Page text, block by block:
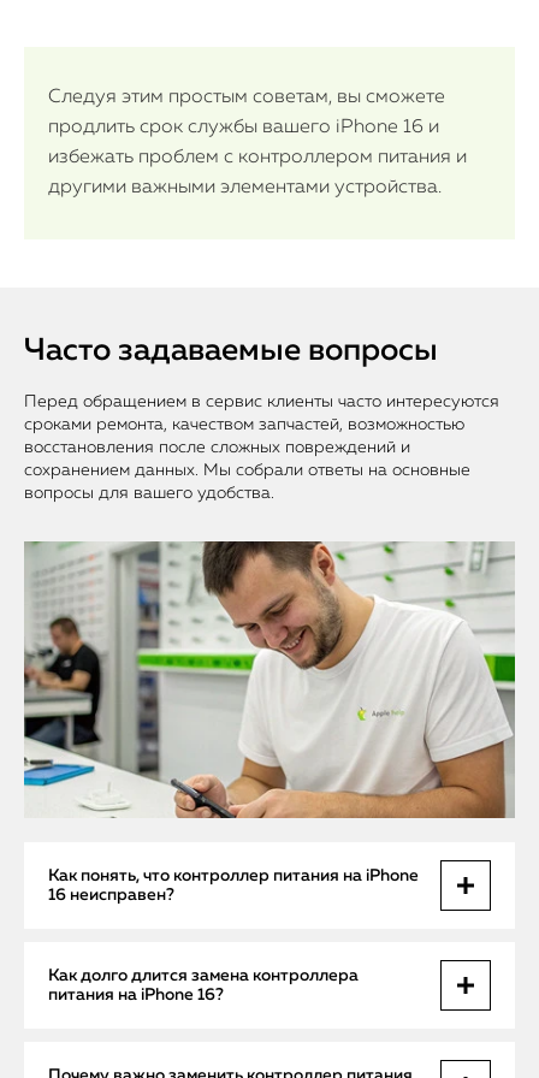
Следуя этим простым советам, вы сможете
продлить срок службы вашего iPhone 16 и
избежать проблем с контроллером питания и
другими важными элементами устройства.
Часто задаваемые вопросы
Перед обращением в сервис клиенты часто интересуются
сроками ремонта, качеством запчастей, возможностью
восстановления после сложных повреждений и
сохранением данных. Мы собрали ответы на основные
вопросы для вашего удобства.
Как понять, что контроллер питания на iPhone
16 неисправен?
Неисправности контроллера питания могут проявляться
в виде ряда симптомов. Основные признаки поломки
включают: невозможность зарядить телефон, отсутствие
Как долго длится замена контроллера
питания на iPhone 16?